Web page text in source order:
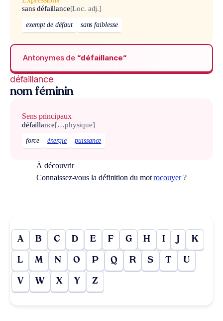
sans défaillance[Loc. adj.]
exempt de défaut sans faiblesse
Antonymes de “défaillance“
défaillance
nom féminin
Sens principaux
défaillance[…physique]
force énergie puissance
À découvrir
Connaissez-vous la définition du motrocouyer?
A B C D E F G H I J K
L M N O P Q R S T U
V W X Y Z